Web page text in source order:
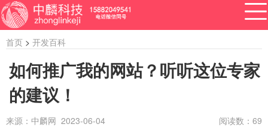
APP开发
首页 > 开发百科
如何推广我的网站？听听这位专家
的建议！
来源：中麟网 2023-06-04 阅读数： 69